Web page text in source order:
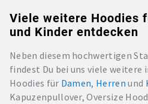
Viele weitere Hoodies
und Kinder entdecken
Neben diesem hochwertigen
findest Du bei uns viele weitere
Hoodies für Damen, Herren und
Kapuzenpullover, Oversize